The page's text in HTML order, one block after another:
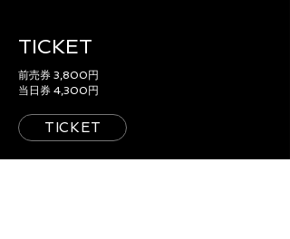
TICKET
前売券 3,800円
当日券 4,300円
TICKET